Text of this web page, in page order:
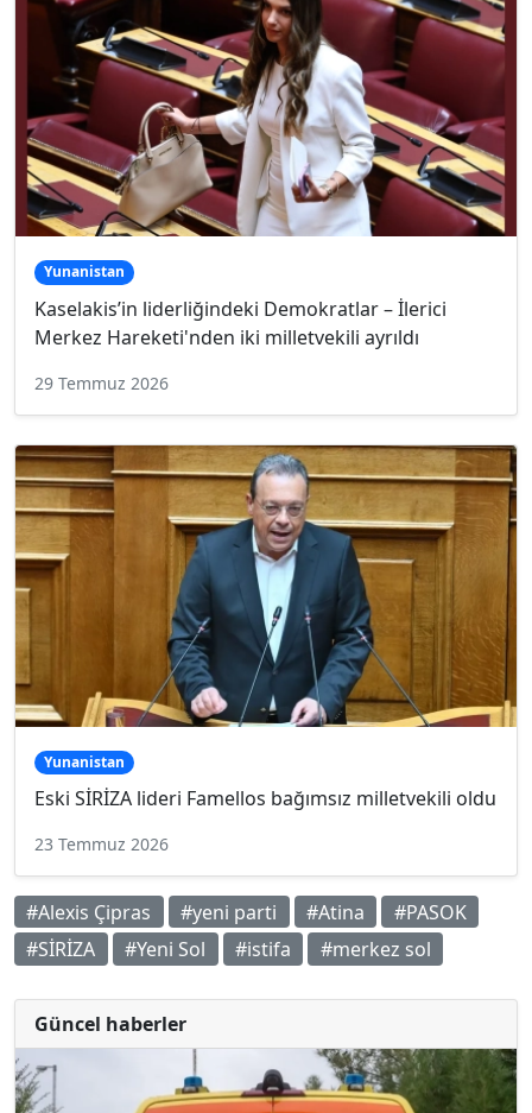
Yunanistan
Kaselakis’in liderliğindeki Demokratlar – İlerici
Merkez Hareketi'nden iki milletvekili ayrıldı
29 Temmuz 2026
Yunanistan
Eski SİRİZA lideri Famellos bağımsız milletvekili oldu
23 Temmuz 2026
#Alexis Çipras #yeni parti #Atina
#PASOK
#SİRİZA
#Yeni Sol #istifa #merkez sol
Güncel haberler